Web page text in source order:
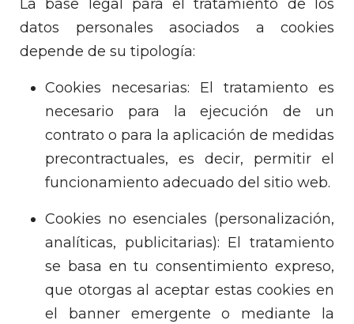
La base legal para el tratamiento de los
datos personales asociados a cookies
depende de su tipología:
Cookies necesarias: El tratamiento es
necesario para la ejecución de un
contrato o para la aplicación de medidas
precontractuales, es decir, permitir el
funcionamiento adecuado del sitio web.
Cookies no esenciales (personalización,
analíticas, publicitarias): El tratamiento
se basa en tu consentimiento expreso,
que otorgas al aceptar estas cookies en
el banner emergente o mediante la